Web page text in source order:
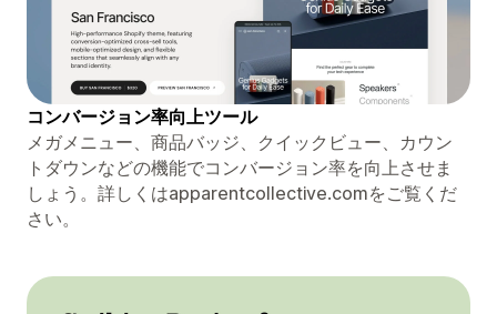
コンバージョン率向上ツール
メガメニュー、商品バッジ、クイックビュー、カウン
トダウンなどの機能でコンバージョン率を向上させま
しょう。詳しくはapparentcollective.comをご覧くだ
さい。